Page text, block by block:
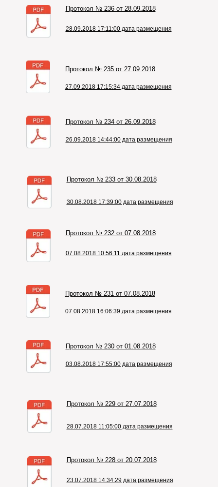
Протокол № 236 от 28.09.2018
28.09.2018 17:11:00 дата размещения
Протокол № 235 от 27.09.2018
27.09.2018 17:15:34 дата размещения
Протокол № 234 от 26.09.2018
26.09.2018 14:44:00 дата размещения
Протокол № 233 от 30.08.2018
30.08.2018 17:39:00 дата размещения
Протокол № 232 от 07.08.2018
07.08.2018 10:56:11 дата размещения
Протокол № 231 от 07.08.2018
07.08.2018 16:06:39 дата размещения
Протокол № 230 от 01.08.2018
03.08.2018 17:55:00 дата размещения
Протокол № 229 от 27.07.2018
28.07.2018 11:05:00 дата размещения
Протокол № 228 от 20.07.2018
23.07.2018 14:34:29 дата размещения